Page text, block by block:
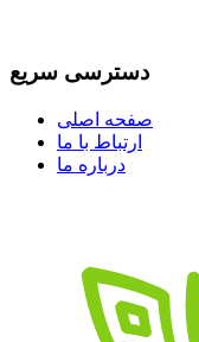
دسترسی سریع
صفحه اصلی
ارتباط با ما
درباره ما